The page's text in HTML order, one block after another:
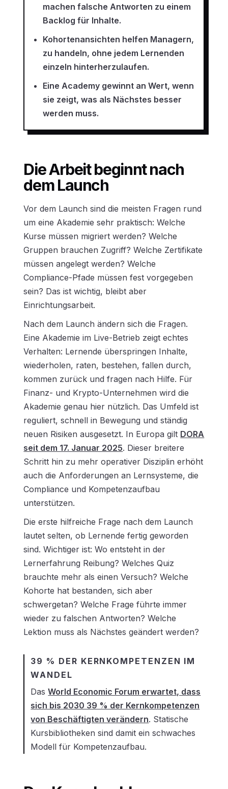
machen falsche Antworten zu einem
Backlog für Inhalte.
Kohortenansichten helfen Managern,
zu handeln, ohne jedem Lernenden
einzeln hinterherzulaufen.
Eine Academy gewinnt an Wert, wenn
sie zeigt, was als Nächstes besser
werden muss.
Die Arbeit beginnt nach
dem Launch
Vor dem Launch sind die meisten Fragen rund
um eine Akademie sehr praktisch: Welche
Kurse müssen migriert werden? Welche
Gruppen brauchen Zugriff? Welche Zertifikate
müssen angelegt werden? Welche
Compliance-Pfade müssen fest vorgegeben
sein? Das ist wichtig, bleibt aber
Einrichtungsarbeit.
Nach dem Launch ändern sich die Fragen.
Eine Akademie im Live-Betrieb zeigt echtes
Verhalten: Lernende überspringen Inhalte,
wiederholen, raten, bestehen, fallen durch,
kommen zurück und fragen nach Hilfe. Für
Finanz- und Krypto-Unternehmen wird die
Akademie genau hier nützlich. Das Umfeld ist
reguliert, schnell in Bewegung und ständig
neuen Risiken ausgesetzt. In Europa gilt DORA
seit dem 17. Januar 2025. Dieser breitere
Schritt hin zu mehr operativer Disziplin erhöht
auch die Anforderungen an Lernsysteme, die
Compliance und Kompetenzaufbau
unterstützen.
Die erste hilfreiche Frage nach dem Launch
lautet selten, ob Lernende fertig geworden
sind. Wichtiger ist: Wo entsteht in der
Lernerfahrung Reibung? Welches Quiz
brauchte mehr als einen Versuch? Welche
Kohorte hat bestanden, sich aber
schwergetan? Welche Frage führte immer
wieder zu falschen Antworten? Welche
Lektion muss als Nächstes geändert werden?
39 % DER KERNKOMPETENZEN IM
WANDEL
DasWorld Economic Forum erwartet, dass
sich bis 2030 39 % der Kernkompetenzen
von Beschäftigten verändern. Statische
Kursbibliotheken sind damit ein schwaches
Modell für Kompetenzaufbau.